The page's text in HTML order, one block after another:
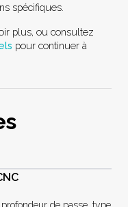
spécifiques.
plus, ou consultez
pour continuer à